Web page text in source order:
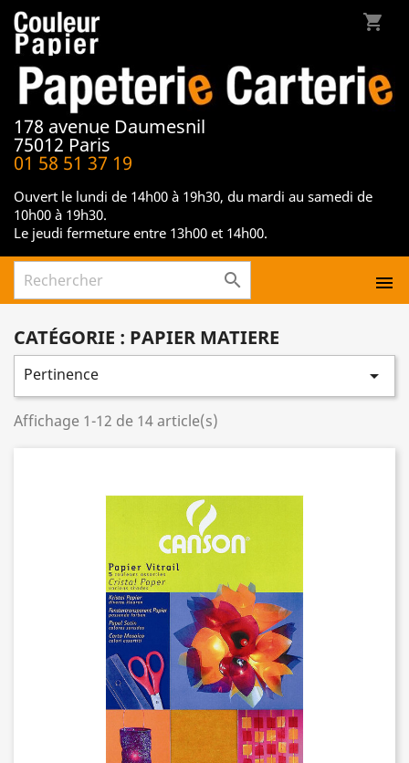
shopping_cart
178 avenue Daumesnil
75012 Paris
01 58 51 37 19
Ouvert le lundi de 14h00 à 19h30, du mardi au samedi de
10h00 à 19h30.
Le jeudi fermeture entre 13h00 et 14h00.
 
CATÉGORIE : PAPIER MATIERE
Pertinence 
Affichage 1-12 de 14 article(s)